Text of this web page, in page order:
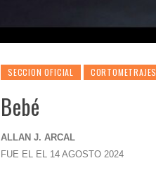
SECCION OFICIAL CORTOMETRAJES
Bebé
ALLAN J. ARCAL
FUE EL EL 14 AGOSTO 2024